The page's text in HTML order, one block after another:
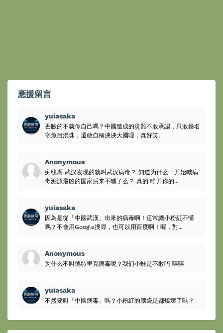
應援留言
yuiasaka
丟臉的不就你自己嗎？中國造成的災難不敢承認，只敢換名
字魚目混珠，還敢自稱泱泱大國哩，真好笑。
Anonymous
痴线啊 武汉发现的就叫武汉病毒？ 知道为什么一开始喊病
毒溯源最凶的国家后来不喊了么？ 真的 睁开你的...
yuiasaka
因為是從「中國武漢」出來的病毒啊！這常識小粉紅不懂
嗎？不會用Google搜尋，也可以用百度啊！喔，對...
Anonymous
为什么不叫德特里克病毒呢？我们小蛙是不敢吗 嘻嘻
yuiasaka
不然要叫「中國病毒」嗎？小粉紅的腦袋是都燒壞了嗎？